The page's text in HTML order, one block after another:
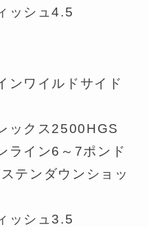
ッシュ4.5
ンワイルドサイド
ックス2500HGS
ライン6～7ポンド
テンダウンショッ
ッシュ3.5